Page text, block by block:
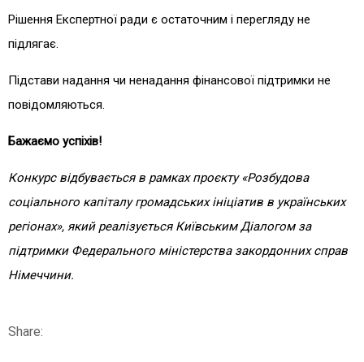
Рішення Експертної ради є остаточним і перегляду не
підлягає.
Підстави надання чи ненадання фінансової підтримки не
повідомляються.
Бажаємо успіхів!
Конкурс відбувається в рамках проєкту «Розбудова
соціального капіталу громадських ініціатив в українських
регіонах», який реалізується Київським Діалогом за
підтримки Федерального міністерства закордонних справ
Німеччини.
Share: